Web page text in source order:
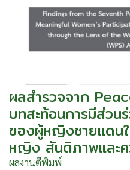
ผลสำรวจจาก
บทสะท้อนการมีส่วน
ของผู้หญิงชายแดน
หญิง สันติภาพและ
ผลงานตีพิมพ์